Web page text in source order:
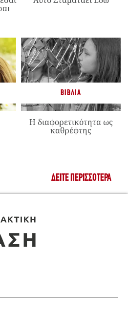
ΒΙΒΛΊΑ
Η διαφορετικότητα ως
καθρέφτης
ΔΕΊΤΕ ΠΕΡΙΣΣΌΤΕΡΑ